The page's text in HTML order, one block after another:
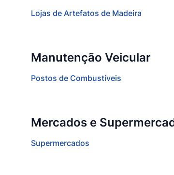
Lojas de Artefatos de Madeira
Manutenção Veicular
Postos de Combustíveis
Mercados e
Supermercados